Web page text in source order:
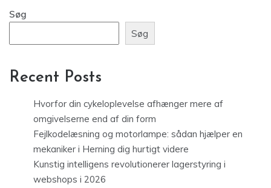
Søg
Søg
Recent Posts
Hvorfor din cykeloplevelse afhænger mere af
omgivelserne end af din form
Fejlkodelæsning og motorlampe: sådan hjælper en
mekaniker i Herning dig hurtigt videre
Kunstig intelligens revolutionerer lagerstyring i
webshops i 2026